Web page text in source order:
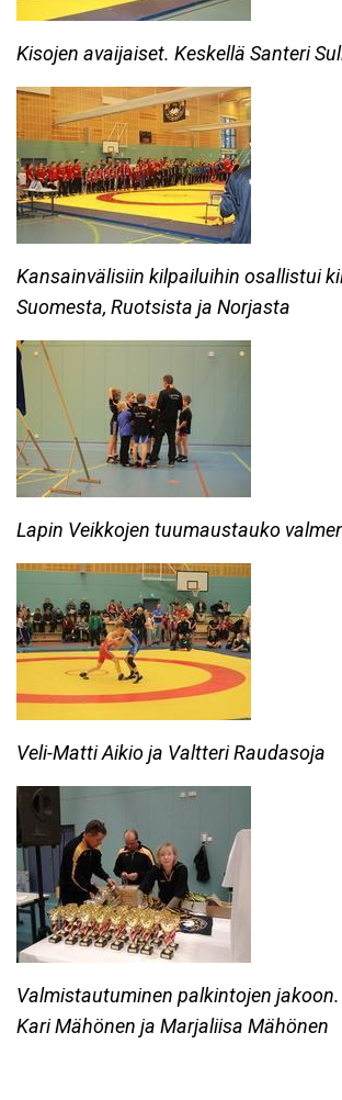
Kisojen avaijaiset. Keskellä Santeri
Kansainvälisiin kilpailuihin osallistui
Suomesta, Ruotsista ja Norjasta
Lapin Veikkojen tuumaustauko
Veli-Matti Aikio ja Valtteri Raudasoja
Valmistautuminen palkintojen jakoon.
Kari Mähönen ja Marjaliisa Mähönen